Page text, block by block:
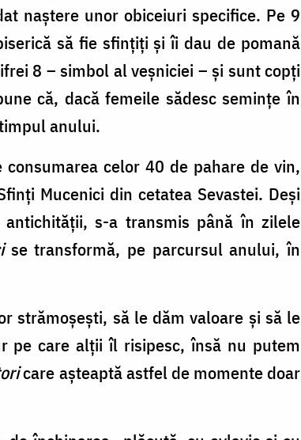
naștere unor obiceiuri specifice. Pe 9
să fie sfinţiţi şi îi dau de pomană
8 – simbol al veșniciei – și sunt copți
că, dacă femeile sădesc semințe în
anului.
celor 40 de pahare de vin,
Mucenici din cetatea Sevastei. Deși
s-a transmis până în zilele
se transformă, pe parcursul anului, în
strămoșești, să le dăm valoare și să le
pe care alții îl risipesc, însă nu putem
care așteaptă astfel de momente doar